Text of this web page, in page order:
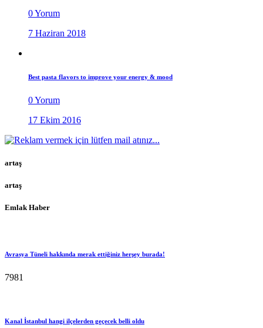
0 Yorum
7 Haziran 2018
Best pasta flavors to improve your energy & mood
0 Yorum
17 Ekim 2016
artaş
artaş
Emlak Haber
Avrasya Tüneli hakkında merak ettiğiniz herşey burada!
7981
Kanal İstanbul hangi ilçelerden geçecek belli oldu